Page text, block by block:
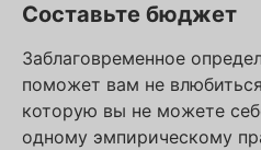
Составьте бюджет
Заблаговременное
поможет вам не
которую вы не можете
одному эмпирическому